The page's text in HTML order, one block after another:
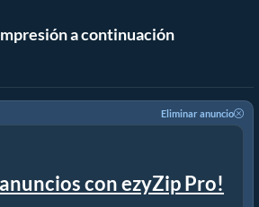
a continuación
Eliminar anuncio
con ezyZip Pro!